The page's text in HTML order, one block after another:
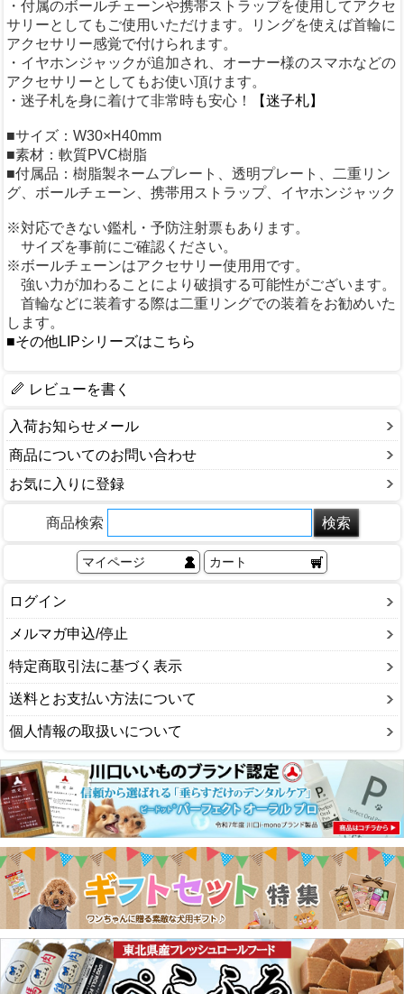
・付属のボールチェーンや携帯ストラップを使用してアクセ
サリーとしてもご使用いただけます。リングを使えば首輪に
アクセサリー感覚で付けられます。
・イヤホンジャックが追加され、オーナー様のスマホなどの
アクセサリーとしてもお使い頂けます。
・迷子札を身に着けて非常時も安心！
【迷子札】
■サイズ：W30×H40mm
■素材：軟質PVC樹脂
■付属品：樹脂製ネームプレート、透明プレート、二重リン
グ、ボールチェーン、携帯用ストラップ、イヤホンジャック
※対応できない鑑札・予防注射票もあります。
サイズを事前にご確認ください。
※ボールチェーンはアクセサリー使用用です。
強い力が加わることにより破損する可能性がございます。
首輪などに装着する際は二重リングでの装着をお勧めいた
します。
■その他LIPシリーズはこちら
レビューを書く
入荷お知らせメール
商品についてのお問い合わせ
お気に入りに登録
商品検索
マイページ カート
ログイン
メルマガ申込/停止
特定商取引法に基づく表示
送料とお支払い方法について
個人情報の取扱いについて